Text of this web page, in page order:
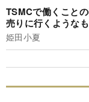
TSMCで働くこと
売りに行くような
姫田小夏